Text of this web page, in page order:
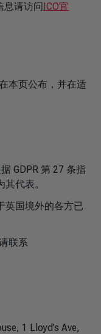
息请访问ICO官
本页公布，并在适
GDPR 第 27 条指
其代表。
英国境外的各方已
联系
1 Lloyd’s Ave,